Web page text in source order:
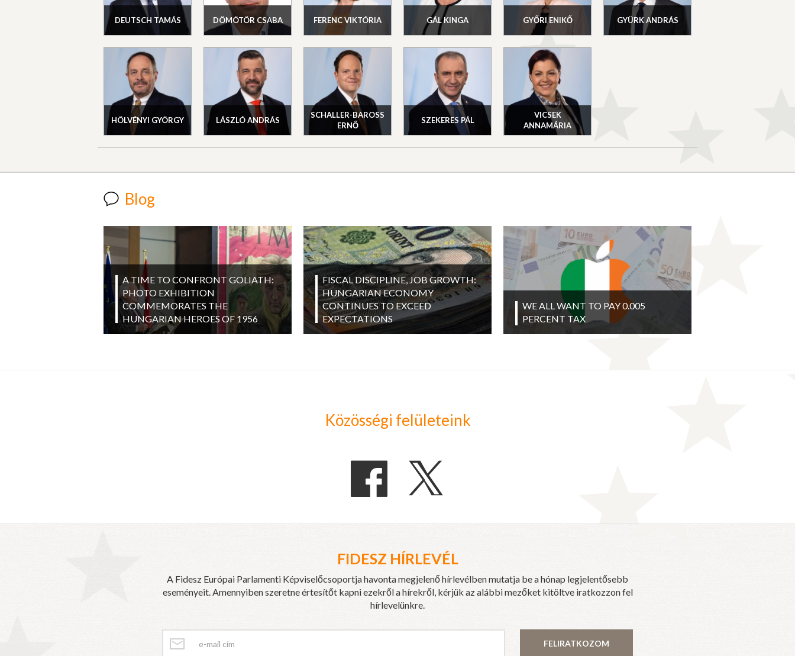
DEUTSCH TAMÁS DÖMÖTÖR CSABA FERENC VIKTÓRIA GÁL KINGA GYŐRI ENIKŐ GYÜRK ANDRÁS
HÖLVÉNYI GYÖRGY LÁSZLÓ ANDRÁS
SCHALLER-BAROSS
ERNŐ
SZEKERES PÁL
VICSEK
ANNAMÁRIA
Blog
A TIME TO CONFRONT GOLIATH:
PHOTO EXHIBITION
COMMEMORATES THE
HUNGARIAN HEROES OF 1956
FISCAL DISCIPLINE, JOB GROWTH:
HUNGARIAN ECONOMY
CONTINUES TO EXCEED
EXPECTATIONS
WE ALL WANT TO PAY 0.005
PERCENT TAX
Közösségi felületeink
FIDESZ HÍRLEVÉL
A Fidesz Európai Parlamenti Képviselőcsoportja havonta megjelenő hírlevélben mutatja be a hónap legjelentősebb
eseményeit. Amennyiben szeretne értesítőt kapni ezekről a hírekről, kérjük az alábbi mezőket kitöltve iratkozzon fel
hírlevelünkre.
FELIRATKOZOM